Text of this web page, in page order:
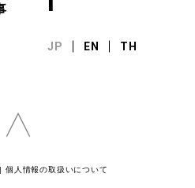
JP EN TH
|個人情報の取扱いについて